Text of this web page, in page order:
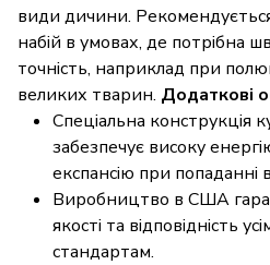
види дичини.
набій в умовах, де потрібна
точність, наприклад при
великих тварин. Додаткові
Спеціальна конструкція
забезпечує високу
експансію при попаданні
Виробництво в США
якості та відповідність
стандартам.